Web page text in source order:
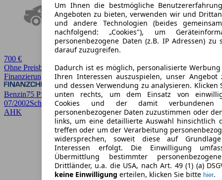
Um Ihnen die bestmögliche
Angeboten zu bieten, verwenden wir und
und andere Technologien (beides
nachfolgend: „Cookies"), um
personenbezogene Daten (z.B. IP Adressen) zu
darauf zuzugreifen.
Dadurch ist es möglich, personalisierte
Ihren Interessen auszuspielen, unser Angebot
und dessen Verwendung zu analysieren. Klicken
unten rechts, um dem Einsatz von
Cookies und der damit verbundenen
personenbezogener Daten zuzustimmen oder
links, um eine detaillierte Auswahl hinsichtlich
treffen oder um der Verarbeitung
widersprechen, soweit diese auf
Interessen erfolgt. Die Einwilligung
Übermittlung bestimmter
Drittländer, u.a. die USA, nach Art. 49 (1) (a)
keine Einwilligung erteilen, klicken Sie bitte hier.
700 €
Ohne Preisbewertung
Finanzierung möglich
Benzin75 PS (55 kW)199.499 kmEZ
07/2002SchaltgetriebeLimousine
5 Türen
AHK